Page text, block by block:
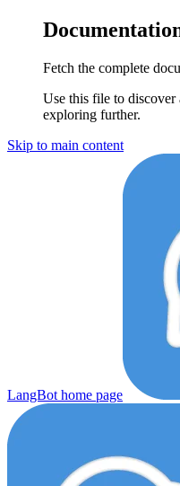
Fetch the complete
Use this file to discover
exploring further.
Skip to main content
LangBot home page